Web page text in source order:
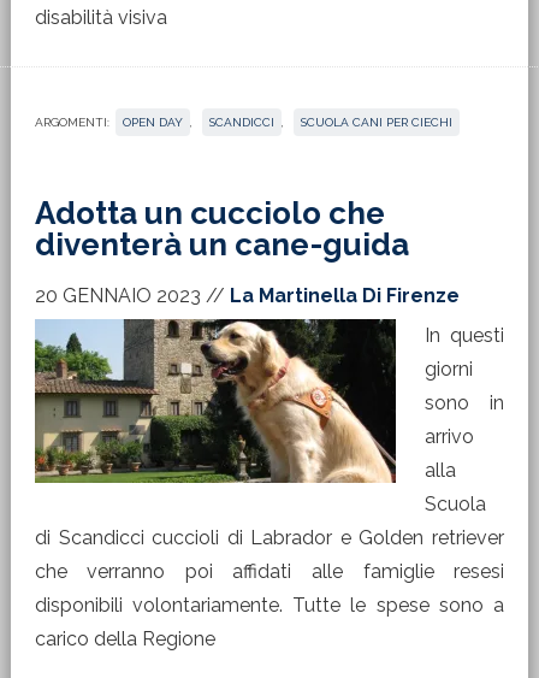
disabilità visiva
ARGOMENTI: OPEN DAY SCANDICCI SCUOLA CANI PER CIECHI
Adotta un cucciolo che
diventerà un cane-guida
20 GENNAIO 2023 // La Martinella Di Firenze
In questi
giorni
sono in
arrivo
alla
Scuola
di Scandicci cuccioli di Labrador e Golden retriever
che verranno poi affidati alle famiglie resesi
disponibili volontariamente. Tutte le spese sono a
carico della Regione